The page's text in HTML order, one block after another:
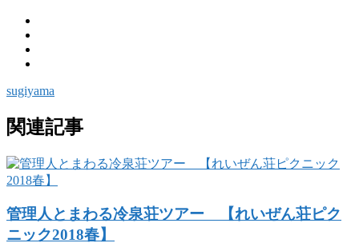
sugiyama
関連記事
管理人とまわる冷泉荘ツアー 【れいぜん荘ピク
ニック2018春】